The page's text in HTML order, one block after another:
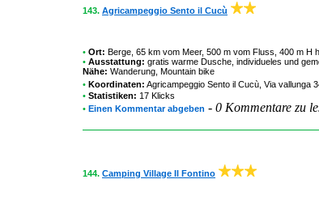
143. Agricampeggio Sento il Cucù
• Ort: Berge, 65 km vom Meer, 500 m vom Fluss, 400 m H
• Ausstattung: gratis warme Dusche, individueles und
Nähe: Wanderung, Mountain bike
• Koordinaten: Agricampeggio Sento il Cucù , Via vallunga
• Statistiken: 17 Klicks
• Einen Kommentar abgeben - 0 Kommentare zu
144. Camping Village Il Fontino